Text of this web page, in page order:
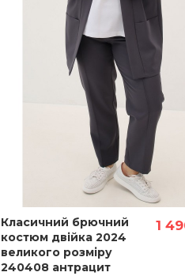
1
Класичний брючний
костюм двiйка 2024
великого розміру
240408 антрацит